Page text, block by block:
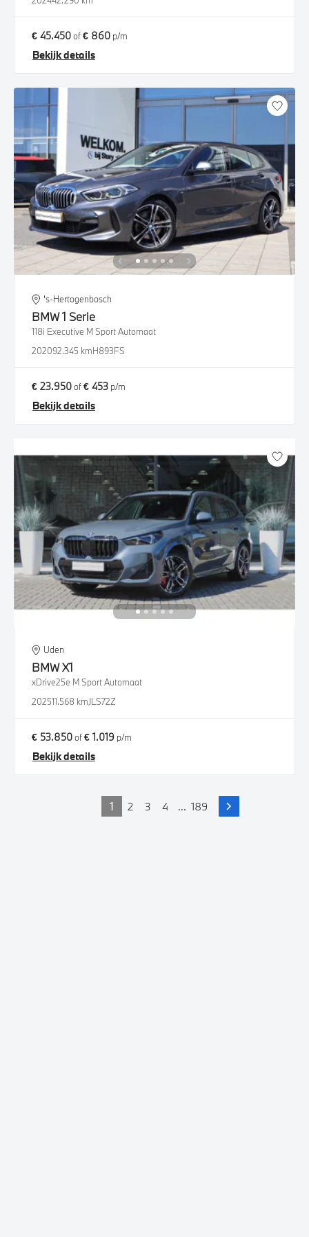
€ 45.450of€ 860 p/m
Bekijk details
's-Hertogenbosch
BMW1 Serie
118i Executive M Sport Automaat
202092.345 kmH893FS
€ 23.950of€ 453 p/m
Bekijk details
Uden
BMWX1
xDrive25e M Sport Automaat
202511.568 kmJLS72Z
€ 53.850of€ 1.019 p/m
Bekijk details
1 2 3 4 ... 189